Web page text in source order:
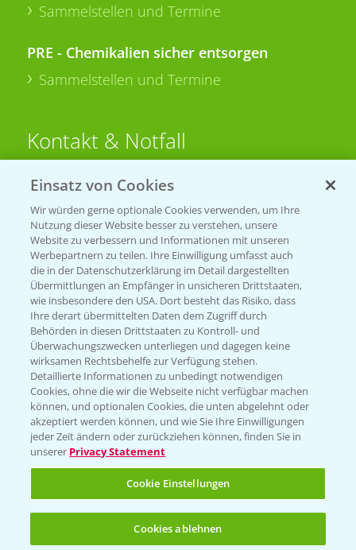
Sammelstellen und Termine
PRE - Chemikalien sicher entsorgen
Sammelstellen und Termine
Kontakt & Notfall
Beratung auf WhatsApp
T.+49 (0)174 346 564 1
KONTAKT
Hilfe in Notfällen
T.+49 (0)214/30-20220
Folgen Sie uns
Einsatz von Cookies
Wir würden gerne optionale Cookies verwenden, um Ihre
Nutzung dieser Website besser zu verstehen, unsere
Website zu verbessern und Informationen mit unseren
Werbepartnern zu teilen. Ihre Einwilligung umfasst auch
die in der Datenschutzerklärung im Detail dargestellten
Übermittlungen an Empfänger in unsicheren Drittstaaten,
wie insbesondere den USA. Dort besteht das Risiko, dass
Ihre derart übermittelten Daten dem Zugriff durch
Behörden in diesen Drittstaaten zu Kontroll- und
Überwachungszwecken unterliegen und dagegen keine
wirksamen Rechtsbehelfe zur Verfügung stehen.
Detaillierte Informationen zu unbedingt notwendigen
Cookies, ohne die wir die Webseite nicht verfügbar machen
können, und optionalen Cookies, die unten abgelehnt oder
akzeptiert werden können, und wie Sie Ihre Einwilligungen
jeder Zeit ändern oder zurückziehen können, finden Sie in
unserer Privacy Statement
Cookie Einstellungen
Cookies ablehnen